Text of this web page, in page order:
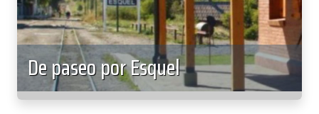
De paseo por Esquel